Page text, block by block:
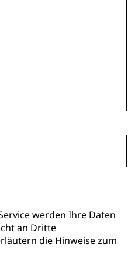
werden Ihre Daten
an Dritte
die Hinweise zum